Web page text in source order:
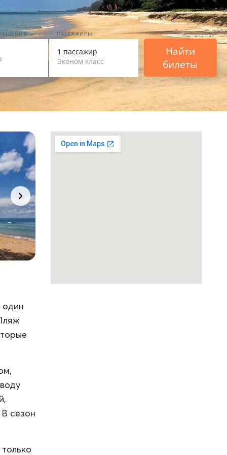
ПАССАЖИРЫ
1 пассажир
Эконом класс
Найти
билеты
один
сезон